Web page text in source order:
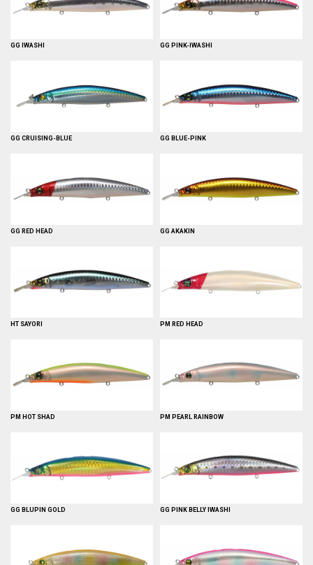
GG IWASHI GG PINK-IWASHI
GG CRUISING-BLUE GG BLUE-PINK
GG RED HEAD GG AKAKIN
HT SAYORI PM RED HEAD
PM HOT SHAD PM PEARL RAINBOW
GG BLUPIN GOLD GG PINK BELLY IWASHI